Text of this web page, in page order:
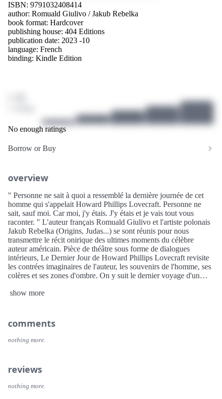
ISBN: 9791032408414
author: Romuald Giulivo /Jakub Rebelka
book format: Hardcover
publishing house: 404 Editions
publication date: 2023 -10
language: French
binding: Kindle Edition
No enough ratings
Borrow or Buy
overview
" Personne ne sait à quoi a ressemblé la dernière journée de cet
homme qui s'appelait Howard Phillips Lovecraft. Personne ne
sait, sauf moi. Car moi, j'y étais. J'y étais et je vais tout vous
raconter. " L'auteur français Romuald Giulivo et l'artiste polonais
Jakub Rebelka (Origins, Judas...) se sont réunis pour nous
transmettre le récit onirique des ultimes moments du célèbre
auteur américain. Pièce de théâtre sous forme de dialogues
intérieurs, Le Dernier Jour de Howard Phillips Lovecraft revisite
les contrées imaginaires de l'auteur, les souvenirs de l'homme, ses
colères et ses zones d'ombre. On y suit le dernier voyage d'un
et ses renoncements, persuadé que seule une nuit éternelle
nous sommes les dépositaires ?Bâti comme une étrange cathédrale
gothique, Le Dernier Jour de Lovecraft est un roman graphique
hors norme faisant de la fin d'un homme le début d'un mythe.
vie du célèbre auteur que dans le domaine du rêve cher à Gaston
Bachelard. Au dessin, le trop rare Jakub Rebelka, amoureux
transi de la prose du reclus de Providence, atteint des sommets
d'illustrations organiques non euclidiennes.
show more
comments
nothing more.
reviews
nothing more.